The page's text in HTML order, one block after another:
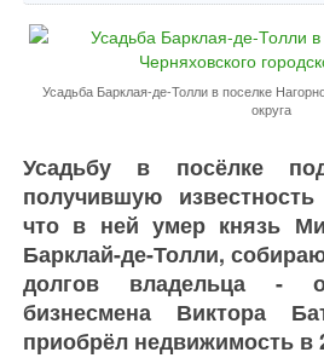
Усадьба Барклая-де-Толли в поселке
округа
Усадьбу в посёлке
получившую
что в ней умер князь
Барклай-де-Толли,
долгов владельца -
бизнесмена Виктора
приобрёл недвижимость в